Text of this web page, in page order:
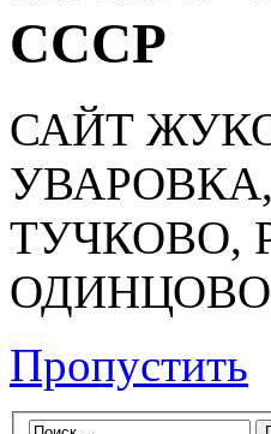
СССР
САЙТ
ТУЧКОВО,
ОДИНЦОВО
Пропустить